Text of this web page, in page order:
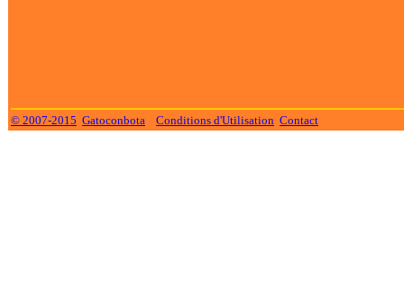
© 2007-2015 Gatoconbota Conditions d'Utilisation Contact